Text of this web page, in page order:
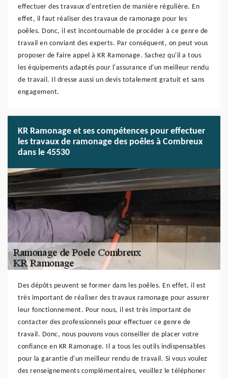
effectuer des travaux d'entretien de manière régulière. En
effet, il faut réaliser des travaux de ramonage pour les
poêles. Donc, il est incontournable de procéder à ce genre de
travail en conviant des experts. Par conséquent, on peut vous
proposer de faire appel à KR Ramonage. Sachez qu'il a tous
les équipements adaptés pour l'assurance d'un meilleur rendu
de travail. Il dresse aussi un devis totalement gratuit et sans
engagement.
KR Ramonage et ses compétences pour effectuer
les travaux de ramonage des poêles à Combreux
dans le 45530
Des dépôts peuvent se former dans les poêles. En effet, il est
très important de réaliser des travaux ramonage pour assurer
leur fonctionnement. Pour nous, il est très important de
contacter des professionnels pour effectuer ce genre de
travail. Donc, nous pouvons vous conseiller de placer votre
confiance en KR Ramonage. Il a tous les outils indispensables
pour la garantie d'un meilleur rendu de travail. Si vous voulez
des renseignements complémentaires, veuillez le téléphoner